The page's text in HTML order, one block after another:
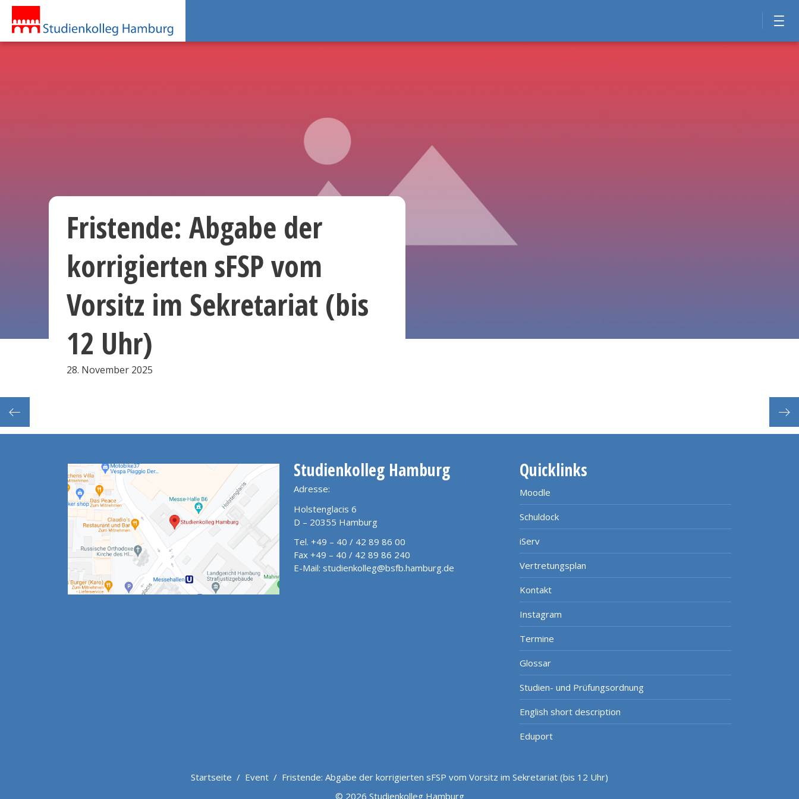
Fristende: Abgabe der
korrigierten sFSP vom
Vorsitz im Sekretariat (bis
12 Uhr)
28. November 2025
Studienkolleg Hamburg
Adresse:
Holstenglacis 6
D – 20355 Hamburg
Tel. +49 – 40 / 42 89 86 00
Fax +49 – 40 / 42 89 86 240
E-Mail: studienkolleg@bsfb.hamburg.de
Quicklinks
Moodle
Schuldock
iServ
Vertretungsplan
Kontakt
Instagram
Termine
Glossar
Studien- und Prüfungsordnung
English short description
Eduport
Startseite / Event / Fristende: Abgabe der korrigierten sFSP vom Vorsitz im Sekretariat (bis 12 Uhr)
© 2026 Studienkolleg Hamburg